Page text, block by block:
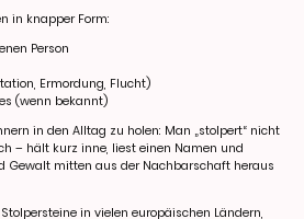
in knapper Form:
Person
Ermordung, Flucht)
(wenn bekannt)
in den Alltag zu holen: Man „stolpert“ nicht
– hält kurz inne, liest einen Namen und
Gewalt mitten aus der Nachbarschaft heraus
in vielen europäischen Ländern,